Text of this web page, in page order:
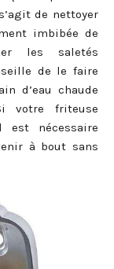
de nettoyer
imbibée de
les saletés
de le faire
d’eau chaude
votre friteuse
est nécessaire
à bout sans